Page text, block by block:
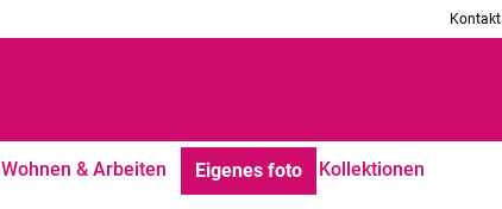
Kontakt
Wohnen & Arbeiten Eigenes foto Kollektionen